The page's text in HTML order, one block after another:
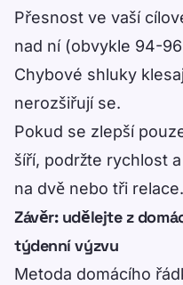
Přesnost ve vaší
nad ní (obvykle 94-
Chybové shluky
nerozšiřují se.
Pokud se zlepší
šíří, podržte rychlost
na dvě nebo tři relace.
Závěr: udělejte z
týdenní výzvu
Metoda domácího